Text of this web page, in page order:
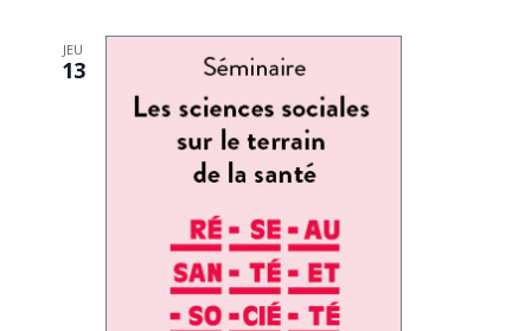
JEU
13